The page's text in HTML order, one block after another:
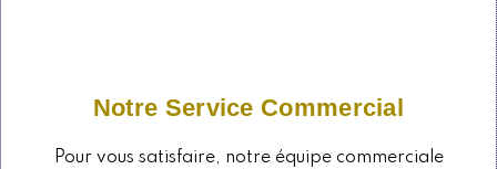
Notre Service Commercial
Pour vous satisfaire, notre équipe commerciale